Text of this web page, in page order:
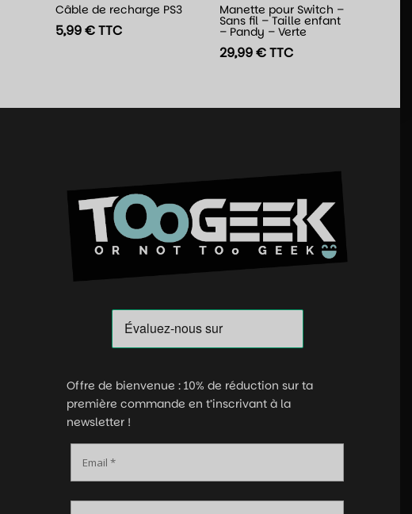
Câble de recharge PS3
5,99€TTC
Manette pour Switch –
Sans fil – Taille enfant
– Pandy – Verte
29,99€TTC
Offre de bienvenue : 10% de réduction sur ta
première commande en t’inscrivant à la
newsletter !